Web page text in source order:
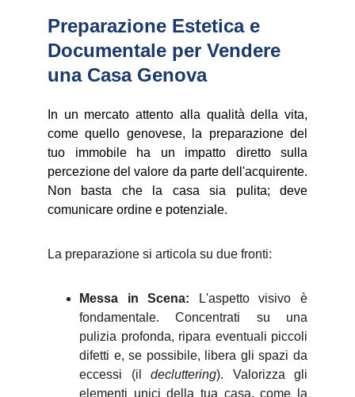
Preparazione Estetica e
Documentale per Vendere
una Casa Genova
In un mercato attento alla qualità della vita,
come quello genovese, la preparazione del
tuo immobile ha un impatto diretto sulla
percezione del valore da parte dell'acquirente.
Non basta che la casa sia pulita; deve
comunicare ordine e potenziale.
La preparazione si articola su due fronti:
Messa in Scena: L'aspetto visivo è
fondamentale. Concentrati su una
pulizia profonda, ripara eventuali piccoli
difetti e, se possibile, libera gli spazi da
eccessi (il decluttering). Valorizza gli
elementi unici della tua casa, come la